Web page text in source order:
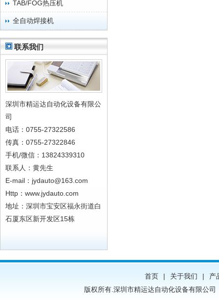
TAB/FOG热压机
全自动焊接机
联系我们
深圳市精运达自动化设备有限公
司
电话：0755-27322586
传真：0755-27322846
手机/微信：13824339310
联系人：黄先生
E-mail： jydauto@163.com
Http：www.jydauto.com
地址：深圳市宝安区福永街道白
石厦东区新开发区15栋
首页 | 关于我们 |
产
版权所有.深圳市精运达自动化设备有限公